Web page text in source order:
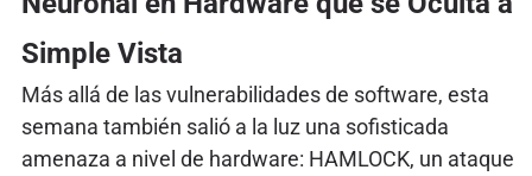
Simple Vista
Más allá de las vulnerabilidades de software, esta
semana también salió a la luz una sofisticada
amenaza a nivel de hardware: HAMLOCK, un ataque